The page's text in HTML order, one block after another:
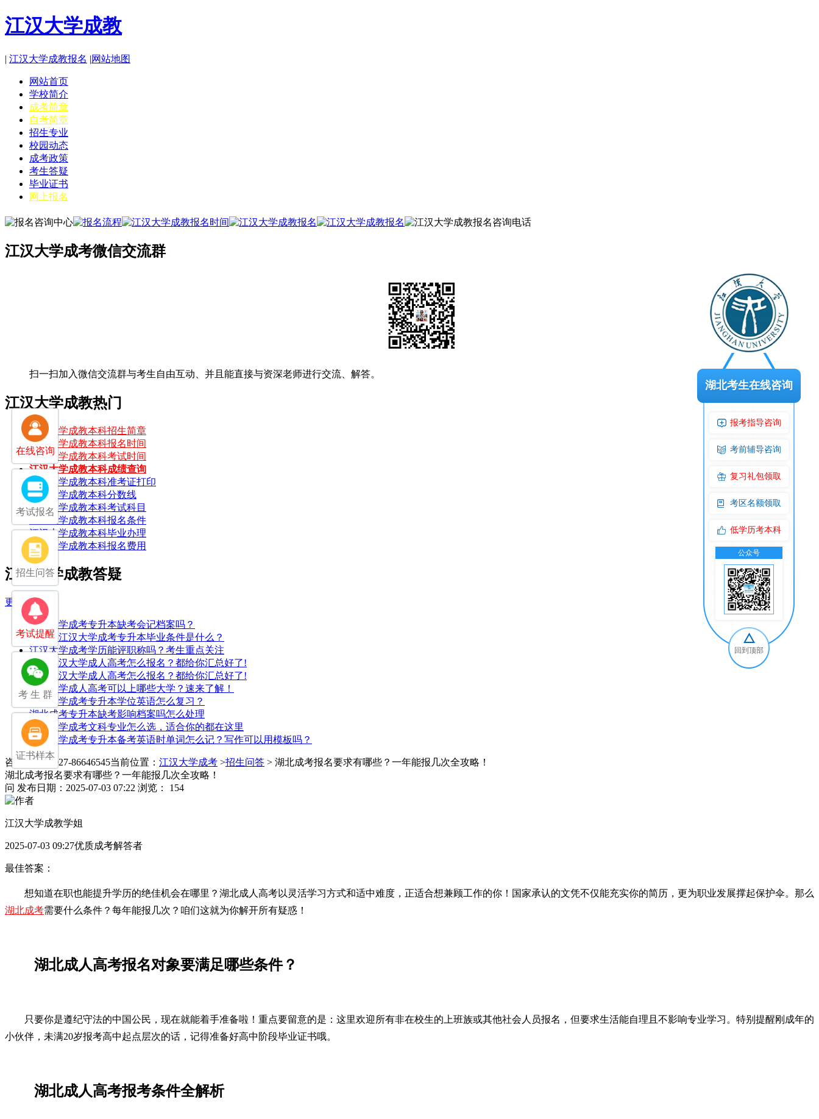
江汉大学成教
| 江汉大学成教报名 |网站地图
网站首页
学校简介
成考简章
自考简章
招生专业
校园动态
成考政策
考生答疑
毕业证书
网上报名
江汉大学成考微信交流群
扫一扫加入微信交流群与考生自由互动、并且能直接与资深老师进行交流、解答。
江汉大学成教热门
江汉大学成教本科招生简章
江汉大学成教本科报名时间
江汉大学成教本科考试时间
江汉大学成教本科成绩查询
江汉大学成教本科准考证打印
江汉大学成教本科分数线
江汉大学成教本科考试科目
江汉大学成教本科报名条件
江汉大学成教本科毕业办理
江汉大学成教本科报名费用
江汉大学成教答疑
更多>>
江汉大学成考专升本缺考会记档案吗？
2025年江汉大学成考专升本毕业条件是什么？
江汉大学成考学历能评职称吗？考生重点关注
2025江汉大学成人高考怎么报名？都给你汇总好了!
2025江汉大学成人高考怎么报名？都给你汇总好了!
江汉大学成人高考可以上哪些大学？速来了解！
江汉大学成考专升本学位英语怎么复习？
湖北成考专升本缺考影响档案吗怎么处理
江汉大学成考文科专业怎么选，适合你的都在这里
江汉大学成考专升本备考英语时单词怎么记？写作可以用模板吗？
咨询电话：027-86646545当前位置： 江汉大学成考 >招生问答 > 湖北成考报名要求有哪些？一年能报几次全攻略！
湖北成考报名要求有哪些？一年能报几次全攻略！
问 发布日期：2025-07-03 07:22 浏览： 154
江汉大学成教学姐
2025-07-03 09:27优质成考解答者
最佳答案：
想知道在职也能提升学历的绝佳机会在哪里？湖北成人高考以灵活学习方式和适中难度，正适合想兼顾工作的你！国家承认的文凭不仅能充实你的简历，更为职业发展撑起保护伞。那么
湖北成考需要什么条件？每年能报几次？咱们这就为你解开所有疑惑！
湖北成人高考报名对象要满足哪些条件？
只要你是遵纪守法的中国公民，现在就能着手准备啦！重点要留意的是：这里欢迎所有非在校生的上班族或其他社会人员报名，但要求生活能自理且不影响专业学习。特别提醒刚成年的
小伙伴，未满20岁报考高中起点层次的话，记得准备好高中阶段毕业证书哦。
湖北成人高考报考条件全解析
在线咨询
考试报名
招生问答
考试提醒
考 生 群
证书样本
湖北考生在线咨询
报考指导咨询
考前辅导咨询
复习礼包领取
考区名额领取
低学历考本科
公众号
回到顶部